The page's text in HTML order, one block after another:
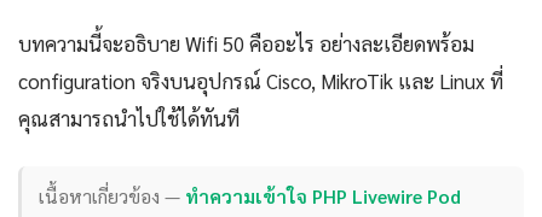
บทความนี้จะอธิบาย Wifi 50 คืออะไร อย่างละเอียดพร้อม
configuration จริงบนอุปกรณ์ Cisco, MikroTik และ Linux ที่
คุณสามารถนำไปใช้ได้ทันที
เนื้อหาเกี่ยวข้อง — ทำความเข้าใจ PHP Livewire Pod